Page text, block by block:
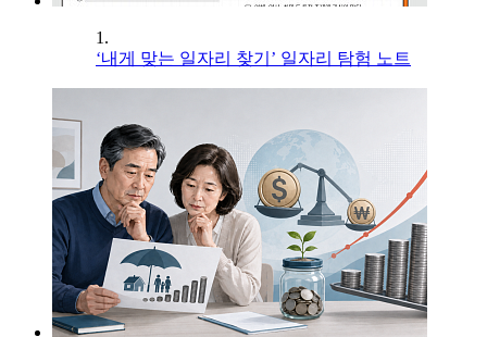
1.
‘내게 맞는 일자리 찾기’ 일자리 탐험 노트